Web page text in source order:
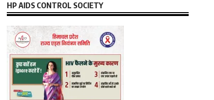
HP AIDS CONTROL SOCIETY